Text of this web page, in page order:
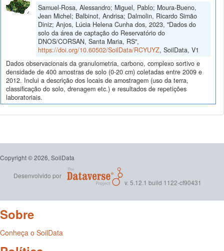
Samuel-Rosa, Alessandro; Miguel, Pablo; Moura-Bueno,
Jean Michel; Balbinot, Andrisa; Dalmolin, Ricardo Simão
Diniz; Anjos, Lúcia Helena Cunha dos, 2023, "Dados do
solo da área de captação do Reservatório do
DNOS/CORSAN, Santa Maria, RS",
https://doi.org/10.60502/SoilData/RCYUYZ, SoilData, V1
Dados observacionais da granulometria, carbono, complexo sortivo e
densidade de 400 amostras de solo (0-20 cm) coletadas entre 2009 e
2012. Inclui a descrição dos locais de amostragem (uso da terra,
classificação do solo, drenagem etc.) e resultados de repetições
laboratoriais.
Copyright © 2026, SoilData
Desenvolvido por
v. 5.12.1 build 1122-cf90431
Sobre
Conheça o SoilData